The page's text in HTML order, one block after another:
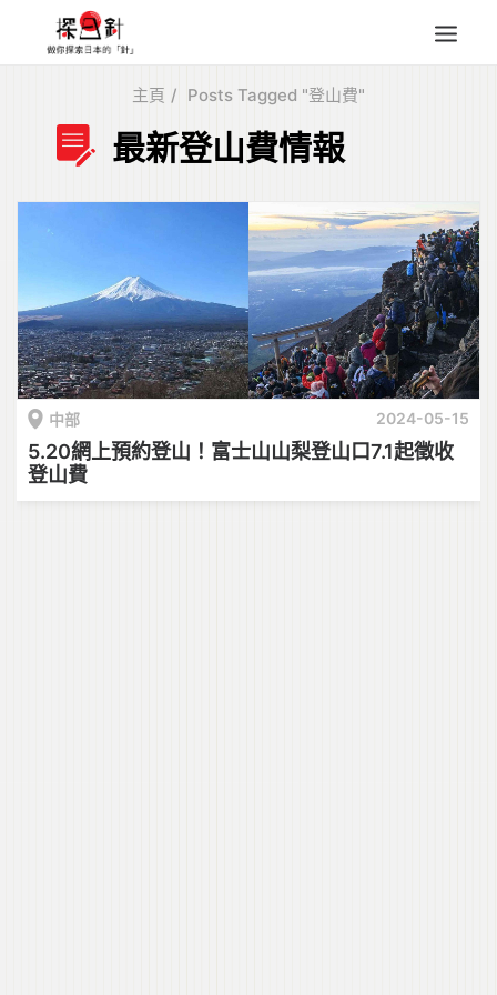
四國
人氣目的地
東瀛特集
旅遊商品
Search
for:
主頁 Posts Tagged "登山費"
最新登山費情報
中部 2024-05-15
5.20網上預約登山！富士山山梨登山口7.1起徵收
登山費